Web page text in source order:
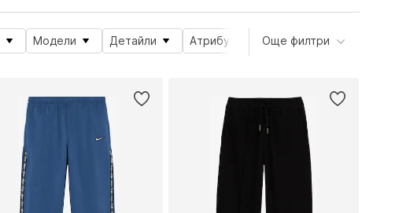
Модели Детайли Атрибути на продукта
Още филтри